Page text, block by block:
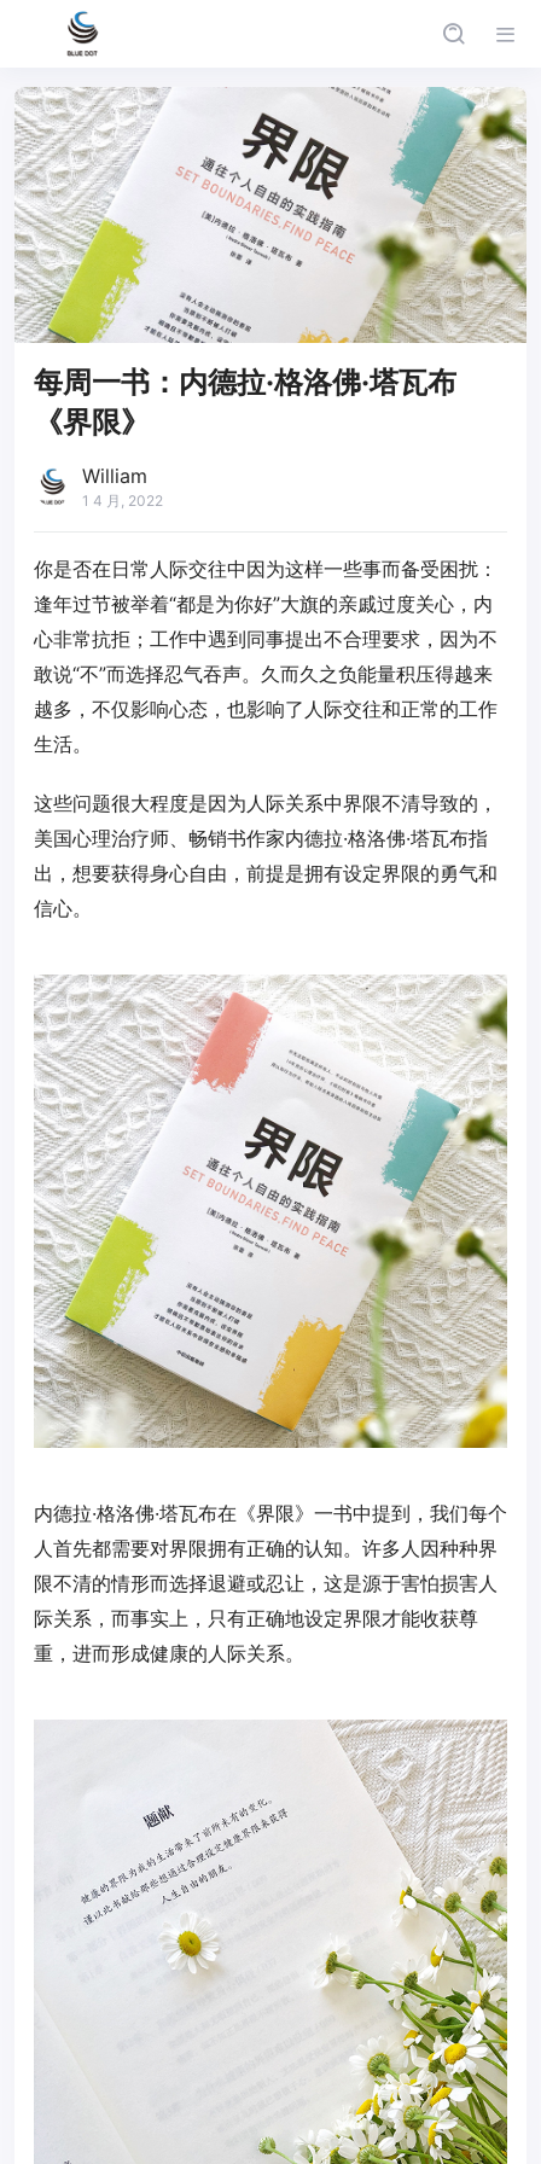
每周一书：内德拉·格洛佛·塔瓦布
《界限》
William
1 4 月, 2022
你是否在日常人际交往中因为这样一些事而备受困扰：
逢年过节被举着“都是为你好”大旗的亲戚过度关心，内
心非常抗拒；工作中遇到同事提出不合理要求，因为不
敢说“不”而选择忍气吞声。久而久之负能量积压得越来
越多，不仅影响心态，也影响了人际交往和正常的工作
生活。
这些问题很大程度是因为人际关系中界限不清导致的，
美国心理治疗师、畅销书作家内德拉·格洛佛·塔瓦布指
出，想要获得身心自由，前提是拥有设定界限的勇气和
信心。
内德拉·格洛佛·塔瓦布在《界限》一书中提到，我们每个
人首先都需要对界限拥有正确的认知。许多人因种种界
限不清的情形而选择退避或忍让，这是源于害怕损害人
际关系，而事实上，只有正确地设定界限才能收获尊
重，进而形成健康的人际关系。